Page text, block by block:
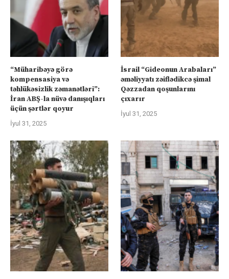
“Müharibəyə görə
kompensasiya və
təhlükəsizlik zəmanətləri”:
İran ABŞ-la nüvə danışıqları
üçün şərtlər qoyur
İyul 31, 2025
İsrail “Gideonun Arabaları”
əməliyyatı zəiflədikcə şimal
Qəzzadan qoşunlarını
çıxarır
İyul 31, 2025